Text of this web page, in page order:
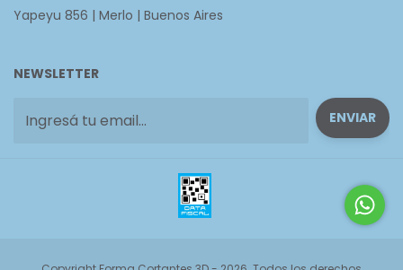
Yapeyu 856 | Merlo | Buenos Aires
NEWSLETTER